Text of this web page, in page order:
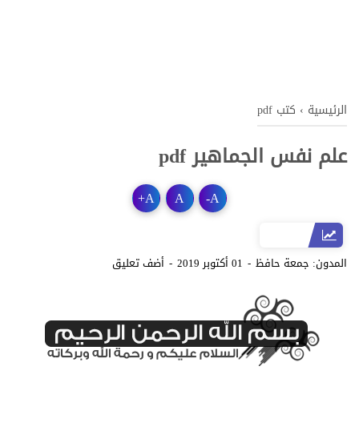
الرئيسية › كتب pdf
علم نفس الجماهير pdf
A
-
A
A
+
المدون: جمعة حافظ 01 أكتوبر 2019 أضف تعليق